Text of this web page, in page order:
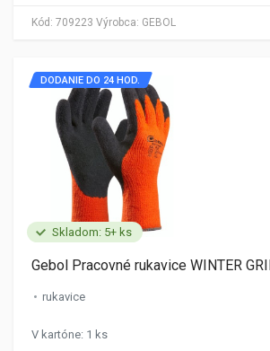
Kód: 709223 Výrobca: GEBOL
Skladom: 5+ ks
DODANIE DO 24 HOD.
Gebol Pracovné rukavice WINTER
rukavice
V kartóne: 1 ks